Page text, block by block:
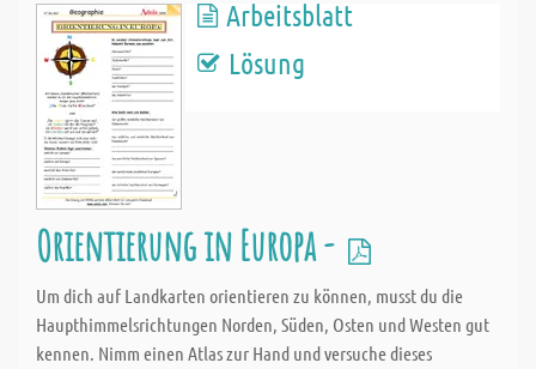
Arbeitsblatt
Lösung
Orientierung in Europa -
Um dich auf Landkarten orientieren zu können, musst du die
Haupthimmelsrichtungen Norden, Süden, Osten und Westen gut
kennen. Nimm einen Atlas zur Hand und versuche dieses